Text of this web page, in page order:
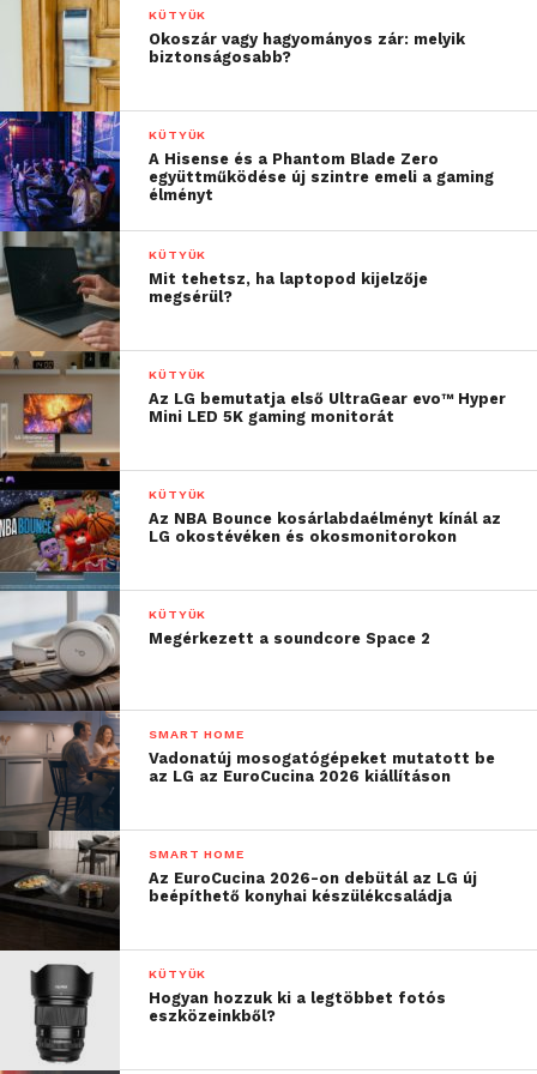
fogyasztói ára: 139.999 Ft.
Nemcsak a motorosoknak, a bringásoknak is
tartogat jó híreket a Mio! Szeptembertől elérhető
lesz Magyarországon is a Mio kerékpárosoknak
szánt legújabb termékcsaládja, a nyugat-európai
piacokon nagy népszerűségnek örvendő Mio Cyclo
Discover kerékpáros navigáció.
KÜTYÜK
Okoszár vagy hagyományos zár: melyik
biztonságosabb?
KÜTYÜK
A Hisense és a Phantom Blade Zero
együttműködése új szintre emeli a gaming
élményt
KÜTYÜK
Mit tehetsz, ha laptopod kijelzője
megsérül?
KÜTYÜK
Az LG bemutatja első UltraGear evo™ Hyper
Mini LED 5K gaming monitorát
KÜTYÜK
Az NBA Bounce kosárlabdaélményt kínál az
LG okostévéken és okosmonitorokon
KÜTYÜK
Megérkezett a soundcore Space 2
SMART HOME
Vadonatúj mosogatógépeket mutatott be
az LG az EuroCucina 2026 kiállításon
SMART HOME
Az EuroCucina 2026-on debütál az LG új
beépíthető konyhai készülékcsaládja
KÜTYÜK
Hogyan hozzuk ki a legtöbbet fotós
eszközeinkből?